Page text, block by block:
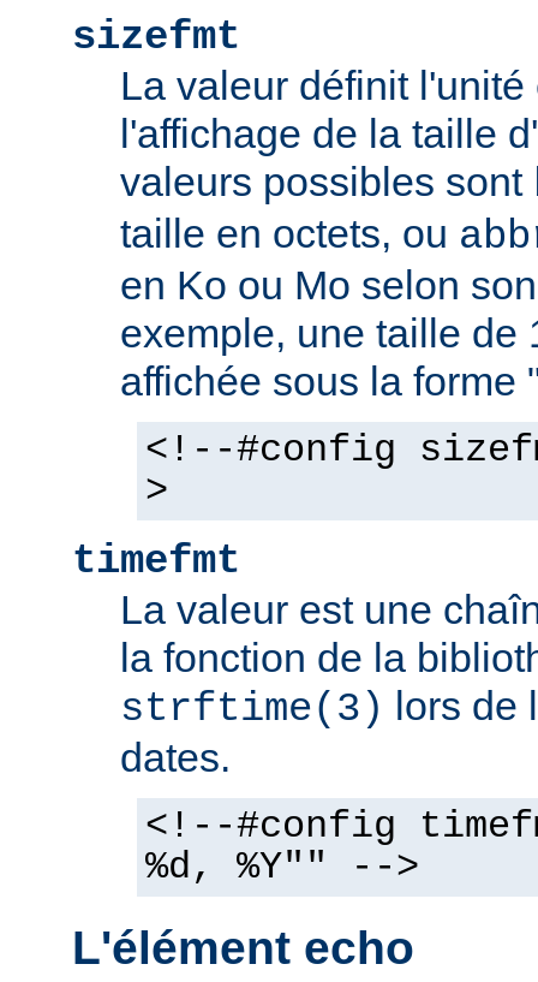
sizefmt
La valeur définit
l'affichage de la taille
valeurs possibles sont
taille en octets, ou
en Ko ou Mo selon
exemple, une taille de
affichée sous la forme
<!--#config
>
timefmt
La valeur est une
la fonction de la
strftime(3) lors de
dates.
<!--#config
%d, %Y"" -->
L'élément echo